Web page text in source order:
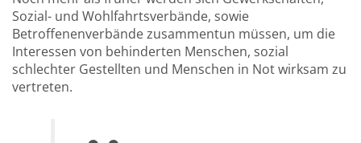
Sozial- und Wohlfahrtsverbände, sowie
Betroffenenverbände zusammentun müssen, um die
Interessen von behinderten Menschen, sozial
schlechter Gestellten und Menschen in Not wirksam zu
vertreten.